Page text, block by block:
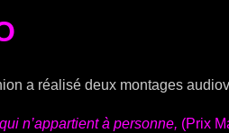
a réalisé deux montages
n’appartient à personne, (Prix